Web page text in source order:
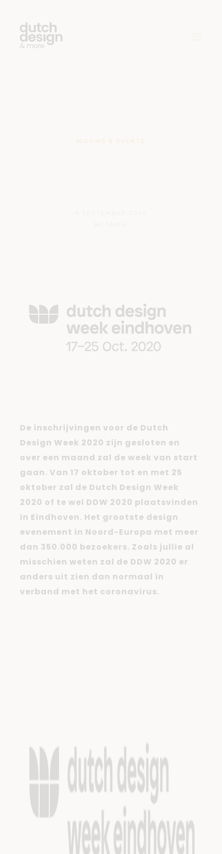
NIEUWS & EVENTS
De inschrijvingen voor de Dutch
Design Week 2020 zijn gesloten en
over een maand zal de week van start
gaan. Van 17 oktober tot en met 25
oktober zal de Dutch Design Week
2020 of te wel DDW 2020 plaatsvinden
in Eindhoven. Het grootste design
evenement in Noord-Europa met meer
dan 350.000 bezoekers. Zoals jullie al
misschien weten zal de DDW 2020 er
anders uit zien dan normaal in
verband met het coronavirus.